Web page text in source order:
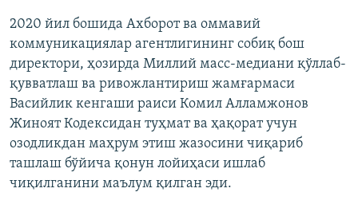
2020 йил бошида Ахборот ва оммавий
коммуникациялар агентлигининг собиқ бош
директори, ҳозирда Миллий масс-медиани қўллаб-
қувватлаш ва ривожлантириш жамғармаси
Васийлик кенгаши раиси Комил Алламжонов
Жиноят Кодексидан туҳмат ва ҳақорат учун
озодликдан маҳрум этиш жазосини чиқариб
ташлаш бўйича қонун лойиҳаси ишлаб
чиқилганини маълум қилган эди.